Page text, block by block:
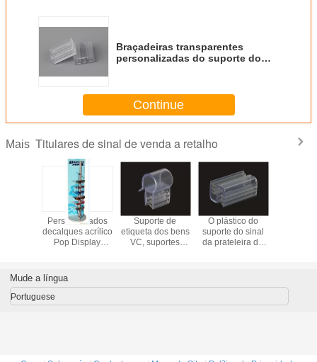
Braçadeiras transparentes
personalizadas do suporte do
sinal
Continue
Mais Titulares de sinal de venda a retalho
Personalizados
decalques acrílico
Pop Display
Suporte de
etiqueta dos bens
VC, suportes
das prateleiras
O plástico do
suporte do sinal
da prateleira do
dos dados para
Mude a língua
Portuguese